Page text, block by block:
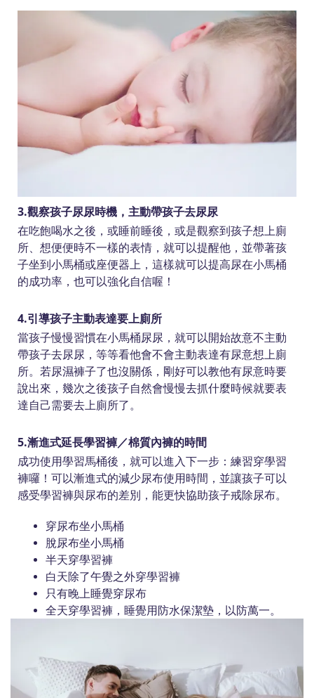
3.觀察孩子尿尿時機，主動帶孩子去尿尿
在吃飽喝水之後，或睡前睡後，或是觀察到孩子想上廁
所、想便便時不一樣的表情，就可以提醒他，並帶著孩
子坐到小馬桶或座便器上，這樣就可以提高尿在小馬桶
的成功率，也可以強化自信喔！
4.引導孩子主動表達要上廁所
當孩子慢慢習慣在小馬桶尿尿，就可以開始故意不主動
帶孩子去尿尿，等等看他會不會主動表達有尿意想上廁
所。若尿濕褲子了也沒關係，剛好可以教他有尿意時要
說出來，幾次之後孩子自然會慢慢去抓什麼時候就要表
達自己需要去上廁所了。
5.漸進式延長學習褲／棉質內褲的時間
成功使用學習馬桶後，就可以進入下一步：練習穿學習
褲囉！可以漸進式的減少尿布使用時間，並讓孩子可以
感受學習褲與尿布的差別，能更快協助孩子戒除尿布。
穿尿布坐小馬桶
脫尿布坐小馬桶
半天穿學習褲
白天除了午覺之外穿學習褲
只有晚上睡覺穿尿布
全天穿學習褲，睡覺用防水保潔墊，以防萬一。